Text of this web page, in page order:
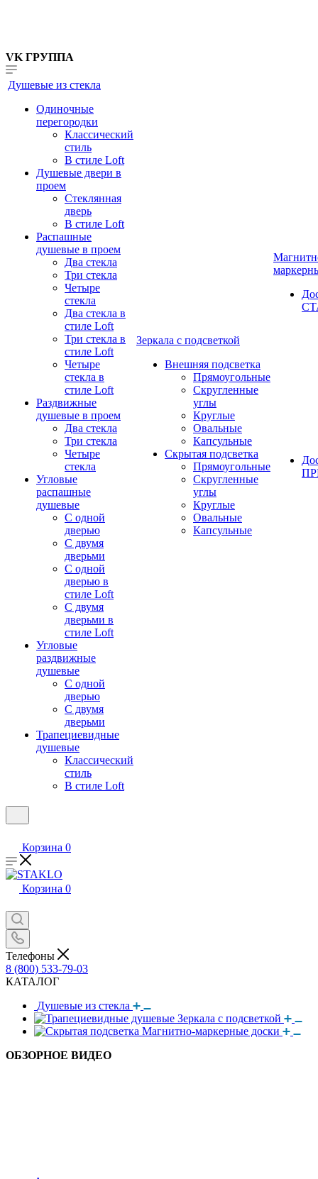
VK ГРУППА
Душевые из стекла
Одиночные
перегородки
Классический
стиль
В стиле Loft
Душевые двери в
проем
Стеклянная
дверь
В стиле Loft
Распашные
душевые в проем
Два стекла
Три стекла
Четыре
стекла
Два стекла в
стиле Loft
Три стекла в
стиле Loft
Четыре
стекла в
стиле Loft
Раздвижные
душевые в проем
Два стекла
Три стекла
Четыре
стекла
Угловые
распашные
душевые
С одной
дверью
С двумя
дверьми
С одной
дверью в
стиле Loft
С двумя
дверьми в
стиле Loft
Угловые
раздвижные
душевые
С одной
дверью
С двумя
дверьми
Трапециевидные
душевые
Классический
стиль
В стиле Loft
Зеркала с подсветкой
Внешняя подсветка
Прямоугольные
Скругленные
углы
Круглые
Овальные
Капсульные
Скрытая подсветка
Прямоугольные
Скругленные
углы
Круглые
Овальные
Капсульные
Корзина 0
Корзина 0
Телефоны
8 (800) 533-79-03
КАТАЛОГ
Душевые из стекла
Зеркала с подсветкой
Магнитно-маркерные доски
ОБЗОРНОЕ ВИДЕО